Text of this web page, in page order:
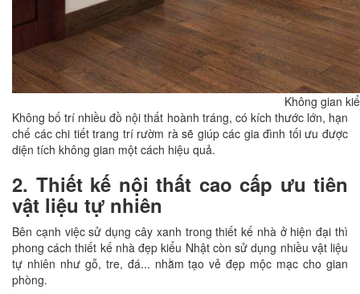
Không gian
Không bố trí nhiều đồ nội thất hoành tráng, có kích thước lớn, hạn
chế các chi tiết trang trí rườm rà sẽ giúp các gia đình tối ưu được
diện tích không gian một cách hiệu quả.
2. Thiết kế nội thất cao cấp ưu tiên
vật liệu tự nhiên
Bên cạnh việc sử dụng cây xanh trong thiết kế nhà ở hiện đại thì
phong cách thiết kế nhà đẹp kiểu Nhật còn sử dụng nhiều vật liệu
tự nhiên như gỗ, tre, đá... nhằm tạo vẻ đẹp mộc mạc cho gian
phòng.